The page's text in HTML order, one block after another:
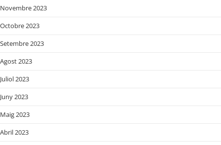
Novembre 2023
Octobre 2023
Setembre 2023
Agost 2023
Juliol 2023
Juny 2023
Maig 2023
Abril 2023